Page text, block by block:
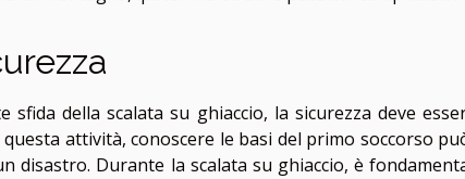
sfida della scalata su ghiaccio, la sicurezza deve
attività, conoscere le basi del primo soccorso
disastro. Durante la scalata su ghiaccio, è